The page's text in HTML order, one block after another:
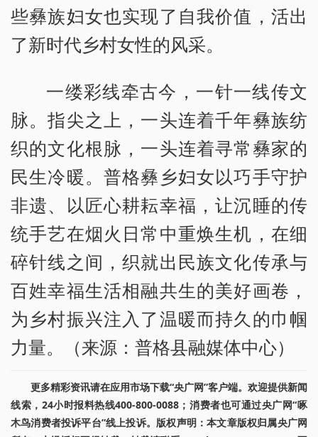
些彝族妇女也实现了自我价值，活出
了新时代乡村女性的风采。
一缕彩线牵古今，一针一线传文
脉。指尖之上，一头连着千年彝族纺
织的文化根脉，一头连着寻常彝家的
民生冷暖。普格彝乡妇女以巧手守护
非遗、以匠心耕耘幸福，让沉睡的传
统手艺在烟火日常中重焕生机，在细
碎针线之间，织就出民族文化传承与
百姓幸福生活相融共生的美好画卷，
为乡村振兴注入了温暖而持久的巾帼
力量。（来源：普格县融媒体中心）
更多精彩资讯请在应用市场下载“央广网”客户端。欢迎提供新闻
线索，24小时报料热线400-800-0088；消费者也可通过央广网“啄
木鸟消费者投诉平台”线上投诉。版权声明：本文章版权归属央广网